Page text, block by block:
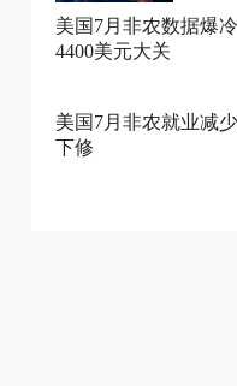
美国7月非农数据爆
4400美元大关
美国7月非农就业减
下修